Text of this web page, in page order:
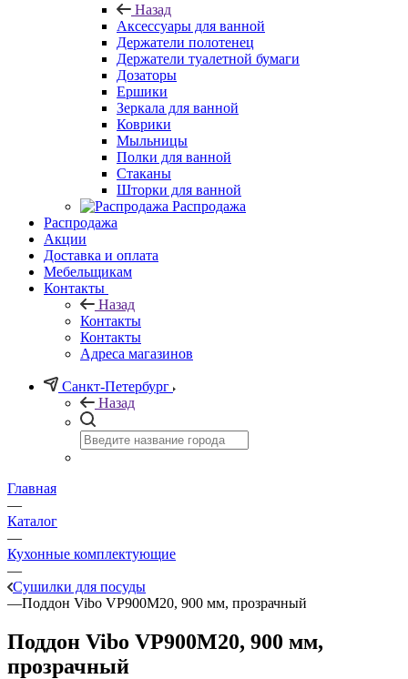
Назад
Аксессуары для ванной
Держатели полотенец
Держатели туалетной бумаги
Дозаторы
Ершики
Зеркала для ванной
Коврики
Мыльницы
Полки для ванной
Стаканы
Шторки для ванной
Распродажа
Распродажа
Акции
Доставка и оплата
Мебельщикам
Контакты
Назад
Контакты
Контакты
Адреса магазинов
Санкт-Петербург
Назад
Главная
—
Каталог
—
Кухонные комплектующие
—
Сушилки для посуды
—Поддон Vibo VP900M20, 900 мм, прозрачный
Поддон Vibo VP900M20, 900 мм,
прозрачный